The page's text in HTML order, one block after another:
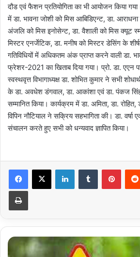
दौड एवं फैशन प्रतियोगिता का भी आयोजन किया
में डा. भावना जोशी को मिस आबिडिएन्ट, डा. आराधना
अंजलि को मिस इनोसेन्ट, डा. वैशाली को मिस क्यूट
मिस्टर एनर्जेटिक, डा. मनीष को मिस्टर डेसिंग के
गतिविधियों में अधिकतम अंक प्राप्त करने वाली डा.
फ्रेशर-2021 का खिताब दिया गया। प्रो. डा. एएन
स्वस्थवृत्त विभागाध्यक्ष डा. शोभित कुमार ने सभी
के डा. अवधेश डंगवाल, डा. आकांशा एवं डा. पंकज सिंह
सम्मानित किया। कार्यक्रम में डा. अमिता, डा. रोहित,
विपिन नौटियाल ने सक्रिय सहभागिता की। डा. वर्षा
संचालन करते हुए सभी को धन्यवाद ज्ञापित किया।
LinkedInTumblr
Print
तीन